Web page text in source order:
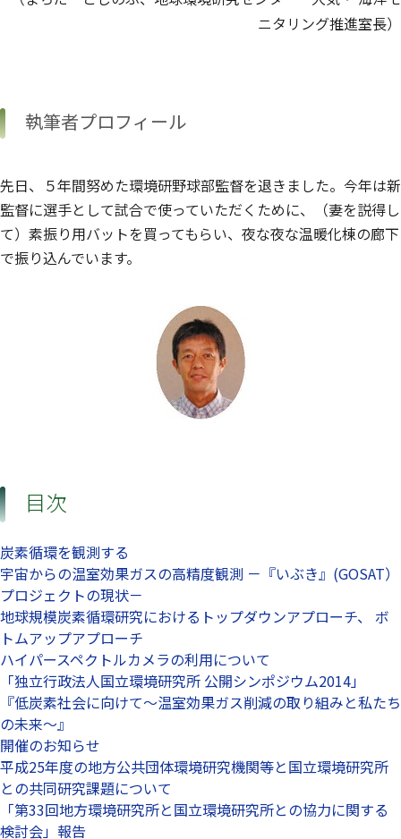
ニタリング推進室長）
執筆者プロフィール
先日、５年間努めた環境研野球部監督を退きました。今年は新
監督に選手として試合で使っていただくために、（妻を説得し
て）素振り用バットを買ってもらい、夜な夜な温暖化棟の廊下
で振り込んでいます。
目次
炭素循環を観測する
宇宙からの温室効果ガスの高精度観測 －『いぶき』(GOSAT）
プロジェクトの現状－
地球規模炭素循環研究におけるトップダウンアプローチ、 ボ
トムアップアプローチ
ハイパースペクトルカメラの利用について
「独立行政法人国立環境研究所 公開シンポジウム2014」
『低炭素社会に向けて～温室効果ガス削減の取り組みと私たち
の未来～』
開催のお知らせ
平成25年度の地方公共団体環境研究機関等と国立環境研究所
との共同研究課題について
「第33回地方環境研究所と国立環境研究所との協力に関する
検討会」報告